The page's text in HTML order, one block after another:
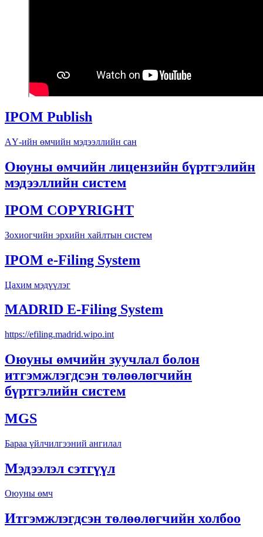
IPOM Publish
АҮ-ийн өмчийн мэдээллийн сан
Оюуны өмчийн лицензийн бүртгэлийн
мэдээллийн систем
IPOM COPYRIGHT
Зохиогчийн эрхийн хайлтын систем
IPOM e-Filing System
Цахим мэдүүлэг
MADRID E-Filing System
https://efiling.madrid.wipo.int
Оюуны өмчийн зуучлал болон
итгэмжлэгдсэн төлөөлөгчийн
бүртгэлийн систем
MGS
Бараа үйлчилгээний ангилал
Мэдээлэл сэтгүүл
Оюуны өмч
Итгэмжлэгдсэн төлөөлөгчийн холбоо